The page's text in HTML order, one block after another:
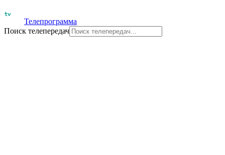
Телепрограмма
Поиск телепередач